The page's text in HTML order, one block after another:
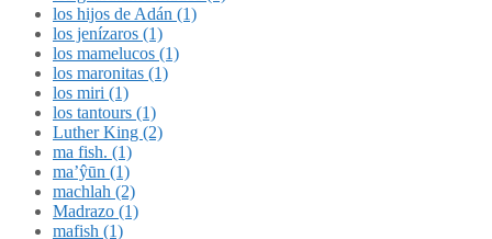
los hijos de Adán (1)
los jenízaros (1)
los mamelucos (1)
los maronitas (1)
los miri (1)
los tantours (1)
Luther King (2)
ma fish. (1)
ma’ŷūn (1)
machlah (2)
Madrazo (1)
mafish (1)